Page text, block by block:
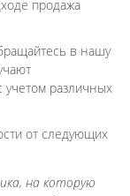
продажа
в нашу
учетом различных
от следующих
на которую